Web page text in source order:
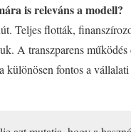
is releváns a modell?
Teljes flották,
A transzparens működés
különösen fontos a